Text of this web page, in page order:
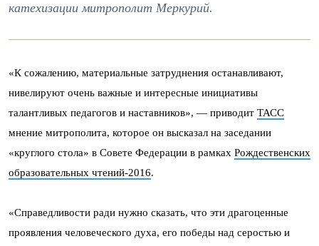
катехизации митрополит Меркурий.
«К сожалению, материальные затруднения останавливают,
нивелируют очень важные и интересные инициативы
талантливых педагогов и наставников», — приводит ТАСС
мнение митрополита, которое он высказал на заседании
«круглого стола» в Совете Федерации в рамках Рождественских
образовательных чтений-2016.
«Справедливости ради нужно сказать, что эти драгоценные
проявления человеческого духа, его победы над серостью и